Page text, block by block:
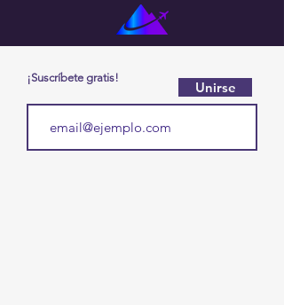
¡Suscríbete gratis!
Unirse